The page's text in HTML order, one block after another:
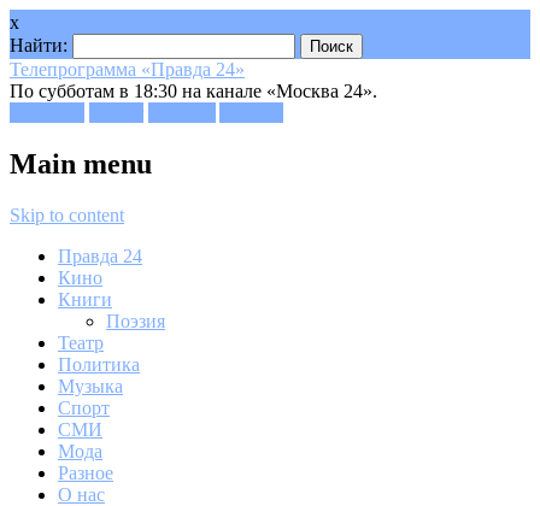
x
Найти:
Телепрограмма «Правда 24»
По субботам в 18:30 на канале «Москва 24».
Main menu
Skip to content
Правда 24
Кино
Книги
Поэзия
Театр
Политика
Музыка
Спорт
СМИ
Мода
Разное
О нас